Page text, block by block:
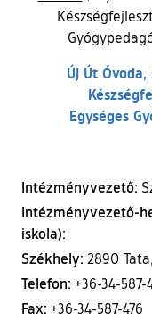
Új Út
Egységes
Intézményvezető:
Intézményvezető-
iskola):
Székhely: 2890
Telefon: +36-34-587-
Fax: +36-34-587-476